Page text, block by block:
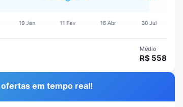
Médio
R$ 558
ofertas em tempo real!